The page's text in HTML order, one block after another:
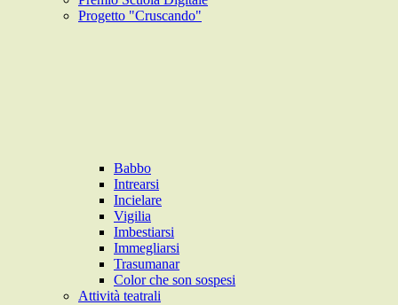
Progetto "Cruscando"
Babbo
Intrearsi
Incielare
Vigilia
Imbestiarsi
Immegliarsi
Trasumanar
Color che son sospesi
Attività teatrali